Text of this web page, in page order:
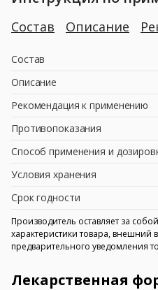
Состав Описание
Состав
Описание
Рекомендация к применению
Противопоказания
Способ применения и
Условия хранения
Срок годности
Производитель оставляет за
характеристики товара, внешний
предварительного уведомления
Лекарственная